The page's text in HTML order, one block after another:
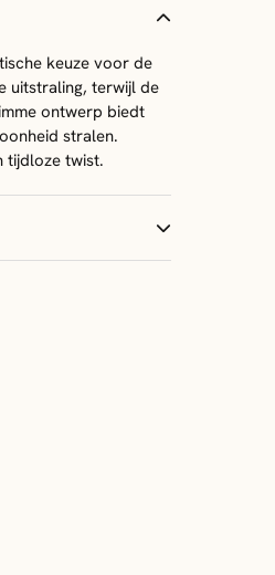
keuze voor de
uitstraling, terwijl de
ontwerp biedt
stralen.
tijdloze twist.